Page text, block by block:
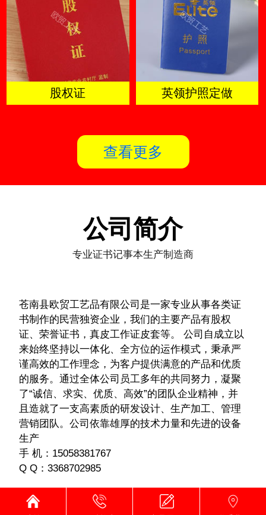
股权证 英领护照定做
查看更多
公司简介
专业证书记事本生产制造商
苍南县欧贸工艺品有限公司是一家专业从事各类证
书制作的民营独资企业，我们的主要产品有股权
证、荣誉证书，真皮工作证皮套等。 公司自成立以
来始终坚持以一体化、全方位的运作模式，秉承严
谨高效的工作理念，为客户提供满意的产品和优质
的服务。通过全体公司员工多年的共同努力，凝聚
了“诚信、求实、优质、高效”的团队企业精神，并
且造就了一支高素质的研发设计、生产加工、管理
营销团队。公司依靠雄厚的技术力量和先进的设备
生产
手 机：15058381767
Q Q：3368702985